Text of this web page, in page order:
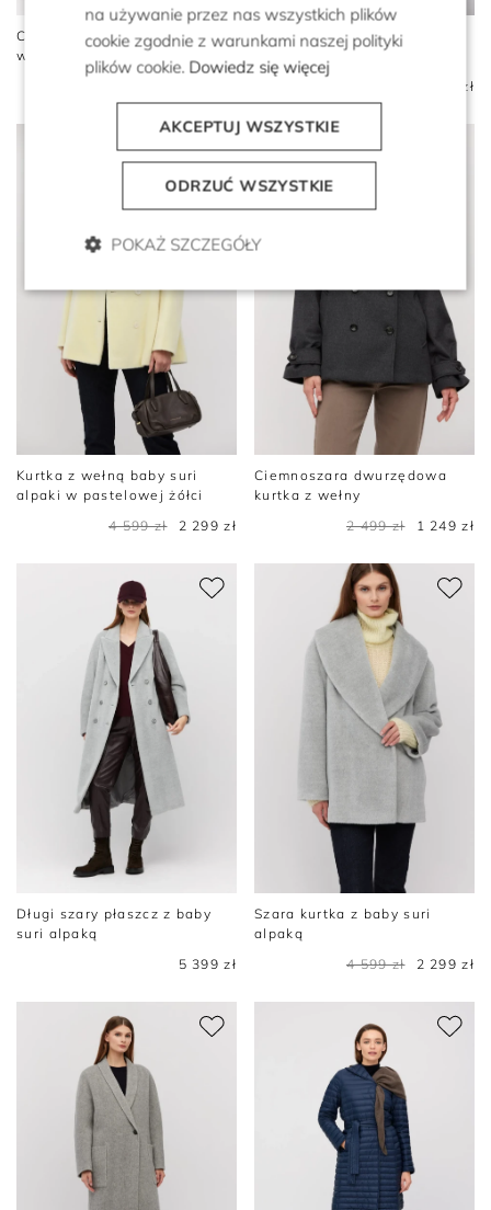
Ciemnoszary płaszcz midi z
wełny
Wiśniowa kurtka z alpaką i
wełną jagnięcą
2 299 zł
Kurtka z wełną baby suri
alpaki w pastelowej żółci
4 599 zł
2 299 zł
Ciemnoszara dwurzędowa
kurtka z wełny
2 499 zł
1 249 zł
Długi szary płaszcz z baby
suri alpaką
5 399 zł
Szara kurtka z baby suri
alpaką
4 599 zł
2 299 zł
na używanie przez nas wszystkich plików
cookie zgodnie z warunkami naszej polityki
plików cookie. Dowiedz się więcej
AKCEPTUJ WSZYSTKIE
ODRZUĆ WSZYSTKIE
POKAŻ SZCZEGÓŁY